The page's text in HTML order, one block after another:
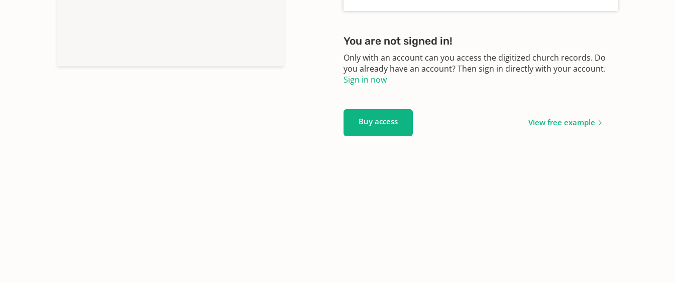
You are not signed in!
Only with an account can you access the digitized church records. Do
you already have an account? Then sign in directly with your account.
Sign in now
Buy access View free example